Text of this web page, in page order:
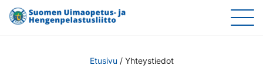
Etusivu / Yhteystiedot